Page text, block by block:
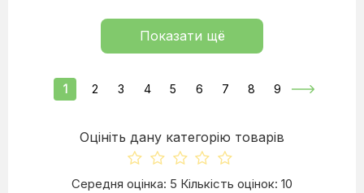
Показати щё
1 2 3 4 5 6 7 8 9
Оцініть дану категорію товарів
Середня оцінка: 5 Кількість оцінок: 10